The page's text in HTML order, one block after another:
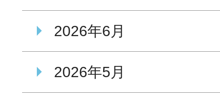
2026年6月
2026年5月